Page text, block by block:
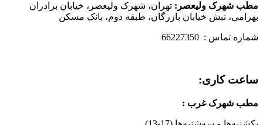
مطب شهرک ولیعصر: تهران، شهرک ولیعصر، خیابان برادران
بهرامی، نبش خیابان بازرگان، طبقه دوم، بانک مسکن
شماره تماس : 66227350
ساعت کاری:
مطب شهرک غرب :